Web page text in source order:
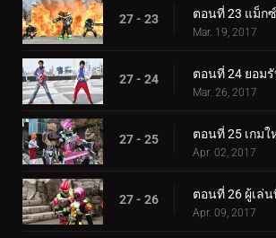
27 - 23
Mar. 19, 2017
27 - 24
Mar. 26, 2017
27 - 25 ตอนที่ 25 เกม
Apr. 02, 2017
27 - 26 ตอนที่ 26 ผู้เล่
Apr. 09, 2017